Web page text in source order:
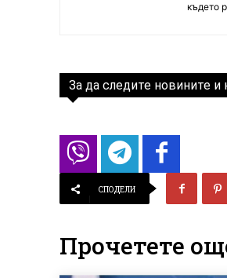
където
За да следите новините
СПОДЕЛИ
Прочетете